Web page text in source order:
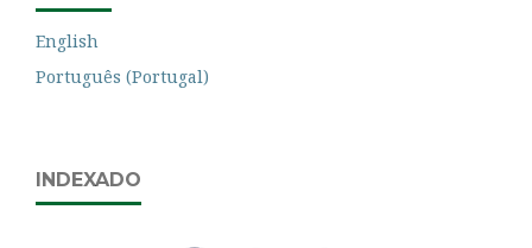
English
Português (Portugal)
INDEXADO